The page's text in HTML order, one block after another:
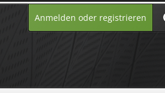
Anmelden oder registrieren